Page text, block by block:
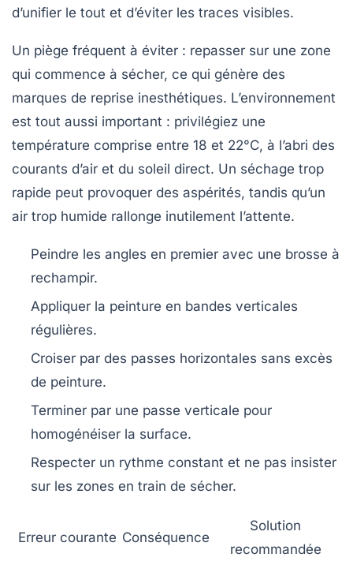
d’unifier le tout et d’éviter les traces visibles.
Un piège fréquent à éviter : repasser sur une zone
qui commence à sécher, ce qui génère des
marques de reprise inesthétiques. L’environnement
est tout aussi important : privilégiez une
température comprise entre 18 et 22°C, à l’abri des
courants d’air et du soleil direct. Un séchage trop
rapide peut provoquer des aspérités, tandis qu’un
air trop humide rallonge inutilement l’attente.
Peindre les angles en premier avec une brosse à
rechampir.
Appliquer la peinture en bandes verticales
régulières.
Croiser par des passes horizontales sans excès
de peinture.
Terminer par une passe verticale pour
homogénéiser la surface.
Respecter un rythme constant et ne pas insister
sur les zones en train de sécher.
Erreur courante Conséquence
Solution
recommandée